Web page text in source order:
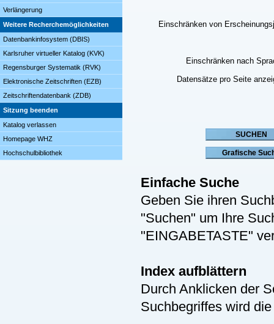
Verlängerung
Weitere Recherchemöglichkeiten
Datenbankinfosystem (DBIS)
Karlsruher virtueller Katalog (KVK)
Regensburger Systematik (RVK)
Elektronische Zeitschriften (EZB)
Zeitschriftendatenbank (ZDB)
Sitzung beenden
Katalog verlassen
Homepage WHZ
Hochschulbibliothek
Einschränken von
Einschränken nach
Datensätze pro Seite
Einfache Suche
Geben Sie ihren
"Suchen" um Ihre
"EINGABETASTE"
Index aufblättern
Durch Anklicken der
Suchbegriffes wird